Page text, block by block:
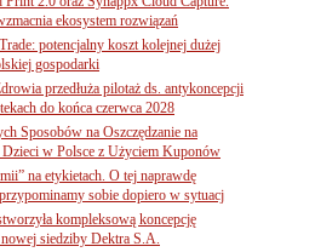
ekosystem rozwiązań
potencjalny koszt kolejnej dużej
gospodarki
przedłuża pilotaż ds. antykoncepcji
do końca czerwca 2028
Sposobów na Oszczędzanie na
w Polsce z Użyciem Kuponów
na etykietach. O tej naprawdę
sobie dopiero w sytuacj
kompleksową koncepcję
siedziby Dektra S.A.